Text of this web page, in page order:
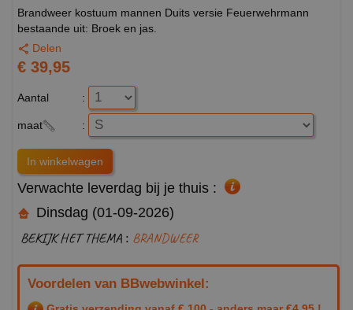
Brandweer kostuum mannen Duits versie Feuerwehrmann
bestaande uit: Broek en jas.
Delen
€ 39,95
Aantal :
maat :
Verwachte leverdag bij je thuis :
Dinsdag (01-09-2026)
BEKIJK HET THEMA : BRANDWEER
Voordelen van BBwebwinkel: